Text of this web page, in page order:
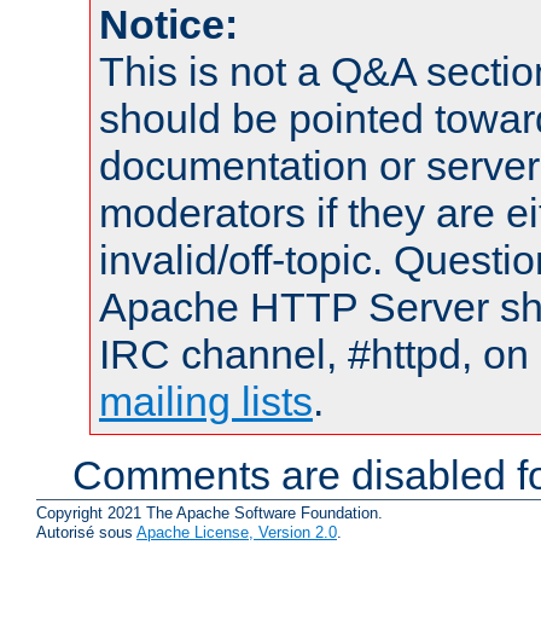
Notice:
This is not a Q&A
should be pointed
documentation or
moderators if they are
invalid/off-topic.
Apache HTTP Server
IRC channel, #httpd,
mailing lists.
Comments are disabled
Copyright 2021 The Apache Software Foundation.
Autorisé sous Apache License, Version 2.0